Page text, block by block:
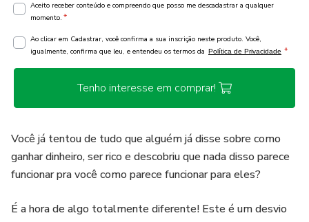
Aceito receber conteúdo e compreendo que posso me descadastrar a qualquer
momento. *
Ao clicar em Cadastrar, você confirma a sua inscrição neste produto. Você,
igualmente, confirma que leu, e entendeu os termos da Política de Privacidade *
Tenho interesse em comprar!
Você já tentou de tudo que alguém já disse sobre como
ganhar dinheiro, ser rico e descobriu que nada disso parece
funcionar pra você como parece funcionar para eles?
É a hora de algo totalmente diferente! Este é um desvio